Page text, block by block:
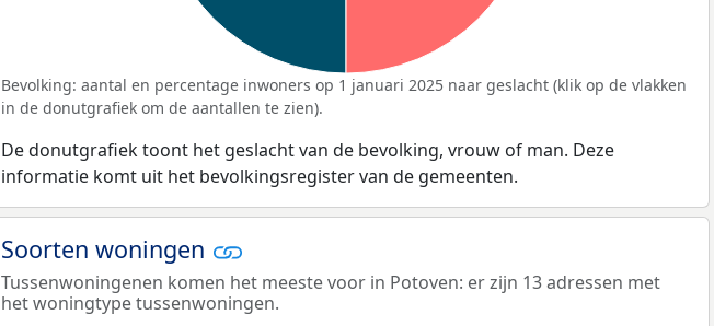
Bevolking: aantal en percentage inwoners op 1 januari 2025 naar geslacht (klik op de vlakken
in de donutgrafiek om de aantallen te zien).
De donutgrafiek toont het geslacht van de bevolking, vrouw of man. Deze
informatie komt uit het bevolkingsregister van de gemeenten.
Soorten woningen
Tussenwoningenen komen het meeste voor in Potoven: er zijn 13 adressen met
het woningtype tussenwoningen.